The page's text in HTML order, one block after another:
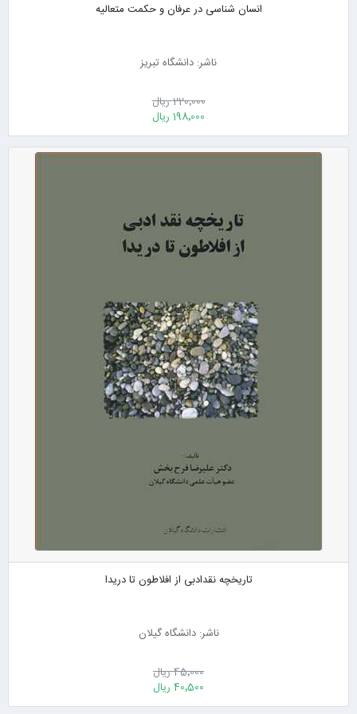
انسان شناسی در عرفان و حکمت متعالیه
ناشر: دانشگاه تبریز
220٬000 ریال
198٬000 ریال
تاریخچه نقدادبی از افلاطون تا دریدا
ناشر: دانشگاه گیلان
45٬000 ریال
40٬500 ریال